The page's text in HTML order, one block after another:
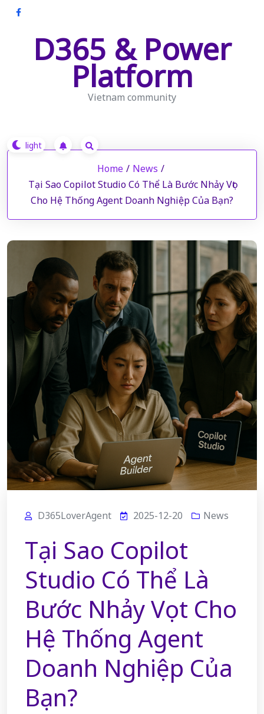
Skip
D365 & Power
Platform
Vietnam community
Home / News /
Tại Sao Copilot Studio Có Thể Là Bước Nhảy Vọt
Cho Hệ Thống Agent Doanh Nghiệp Của Bạn?
D365LoverAgent 2025-12-20 News
Tại Sao Copilot
Studio Có Thể Là
Bước Nhảy Vọt Cho
Hệ Thống Agent
Doanh Nghiệp Của
Bạn?